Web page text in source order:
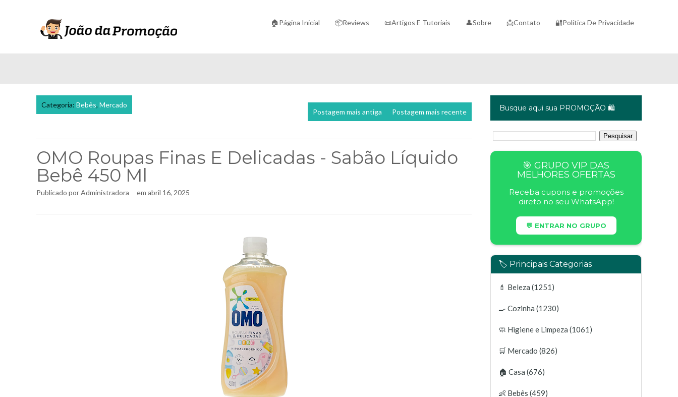
🏠Página Inicial 📦Reviews 📜Artigos E Tutoriais 👤Sobre 📩Contato 🔐Política De Privacidade
Categoria: Bebês, Mercado
Postagem mais recente
Postagem mais antiga
OMO Roupas Finas E Delicadas - Sabão Líquido
Bebê 450 Ml
Publicado porAdministradora em abril 16, 2025
Busque aqui sua PROMOÇÃO 🛍️
🎯 GRUPO VIP DAS
MELHORES OFERTAS
Receba cupons e promoções
direto no seu WhatsApp!
💬 ENTRAR NO GRUPO
🏷️ Principais Categorias
💄 Beleza (1251)
🍳 Cozinha (1230)
🧼 Higiene e Limpeza (1061)
🛒 Mercado (826)
🏠 Casa (676)
👶 Bebês (459)